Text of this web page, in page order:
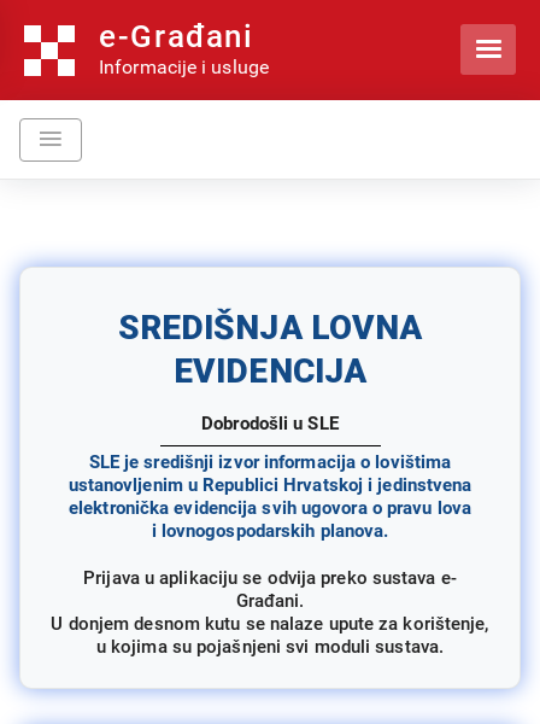
e-Građani
Informacije i usluge 
SREDIŠNJA LOVNA
EVIDENCIJA
Dobrodošli u SLE
SLE je središnji izvor informacija o lovištima
ustanovljenim u Republici Hrvatskoj i jedinstvena
elektronička evidencija svih ugovora o pravu lova
i lovnogospodarskih planova.
Prijava u aplikaciju se odvija preko sustava e-
Građani.
U donjem desnom kutu se nalaze upute za korištenje,
u kojima su pojašnjeni svi moduli sustava.